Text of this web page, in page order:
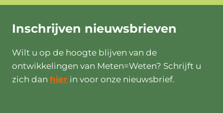
Inschrijven nieuwsbrieven
Wilt u op de hoogte blijven van de
ontwikkelingen van Meten=Weten? Schrijft u
zich dan hier in voor onze nieuwsbrief.